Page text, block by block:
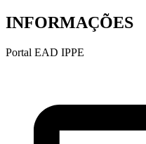
INFORMAÇÕES
Portal EAD IPPE